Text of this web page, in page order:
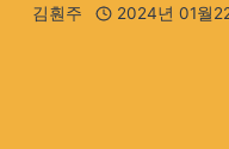
김훤주 2024년 01월